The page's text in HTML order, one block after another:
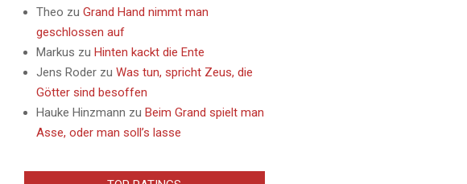
Theo zu Grand Hand nimmt man
geschlossen auf
Markus zu Hinten kackt die Ente
Jens Roder zu Was tun, spricht Zeus, die
Götter sind besoffen
Hauke Hinzmann zu Beim Grand spielt man
Asse, oder man soll’s lasse